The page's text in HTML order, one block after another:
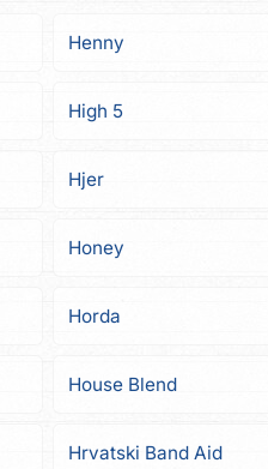
Henny
High 5
Hjer
Honey
Horda
House Blend
Hrvatski Band Aid